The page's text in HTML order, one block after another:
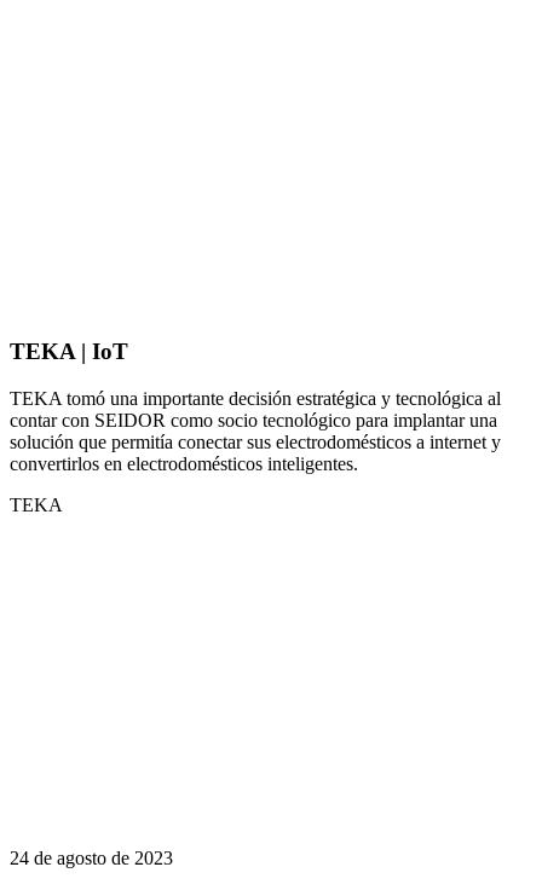
TEKA | IoT
TEKA tomó una importante decisión estratégica y tecnológica al
contar con SEIDOR como socio tecnológico para implantar una
solución que permitía conectar sus electrodomésticos a internet y
convertirlos en electrodomésticos inteligentes.
TEKA
24 de agosto de 2023